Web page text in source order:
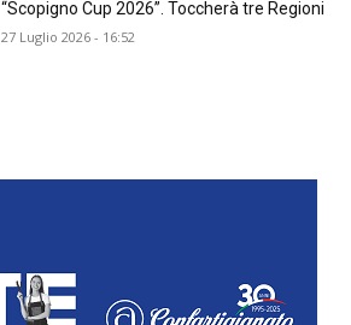
“Scopigno Cup 2026”. Toccherà tre Regioni
27 Luglio 2026 - 16:52